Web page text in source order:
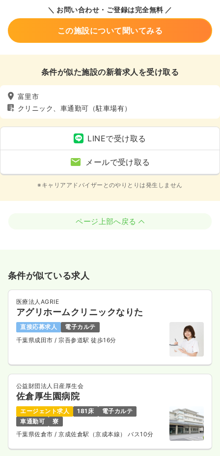
＼ お問い合わせ・ご登録は完全無料 ／
この施設について聞いてみる
条件が似た施設の新着求人を受け取る
富里市
クリニック、車通勤可（駐車場有）
LINEで受け取る
メールで受け取る
※キャリアアドバイザーとのやりとりは発生しません
ページ上部へ戻る
条件が似ている求人
医療法人AGRIE
アグリホームクリニックなりた
直接応募求人
電子カルテ
千葉県成田市 / 宗吾参道駅 徒歩16分
公益財団法人日産厚生会
佐倉厚生園病院
エージェント求人 181床
電子カルテ
車通勤可
寮
千葉県佐倉市 / 京成佐倉駅（京成本線） バス10分